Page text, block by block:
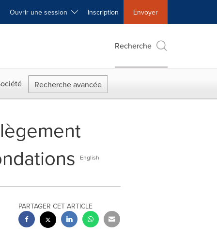
Ouvrir une session Inscription Envoyer
Recherche
Recherche avancée
English
PARTAGER CET ARTICLE